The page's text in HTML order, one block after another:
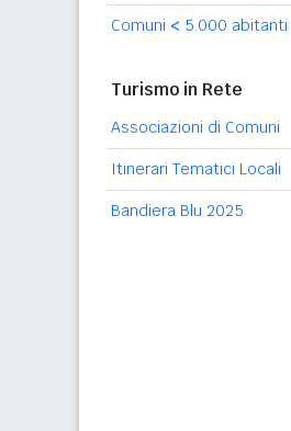
Comuni < 5.000 abitanti
Turismo in Rete
Associazioni di Comuni
Itinerari Tematici Locali
Bandiera Blu 2025